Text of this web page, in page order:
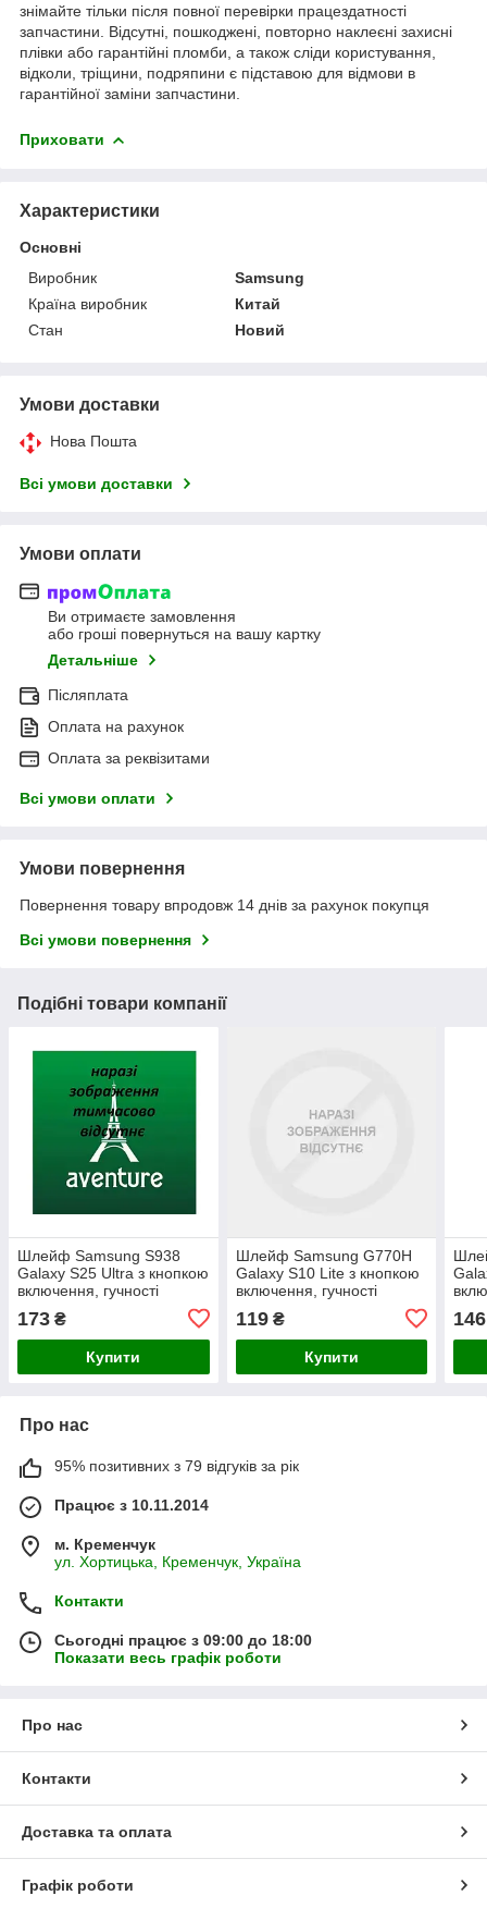
знімайте тільки після повної перевірки працездатності
запчастини. Відсутні, пошкоджені, повторно наклеєні захисні
плівки або гарантійні пломби, а також сліди користування,
відколи, тріщини, подряпини є підставою для відмови в
гарантійної заміни запчастини.
Приховати
Характеристики
Основні
Виробник
Samsung
Країна виробник
Китай
Стан
Новий
Умови доставки
Нова Пошта
Всі умови доставки
Умови оплати
Ви отримаєте замовлення
або гроші повернуться на вашу картку
Детальніше
Післяплата
Оплата на рахунок
Оплата за реквізитами
Всі умови оплати
Умови повернення
Повернення товару впродовж 14 днів за рахунок покупця
Всі умови повернення
Подібні товари компанії
Шлейф Samsung S938
Galaxy S25 Ultra з кнопкою
включення, гучності
173 ₴
Купити
Шлейф Samsung G770H
Galaxy S10 Lite з кнопкою
включення, гучності
119₴
Купити
146
Про нас
95% позитивних з 79 відгуків за рік
Працює з 10.11.2014
м. Кременчук
ул. Хортицька, Кременчук, Україна
Контакти
Сьогодні працює з 09:00 до 18:00
Показати весь графік роботи
Про нас
Контакти
Доставка та оплата
Графік роботи